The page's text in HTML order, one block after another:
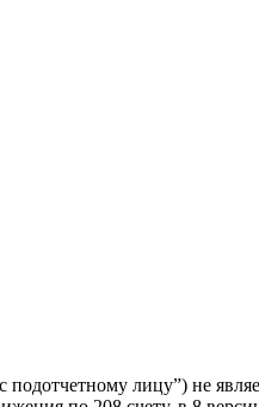
лицу”) не